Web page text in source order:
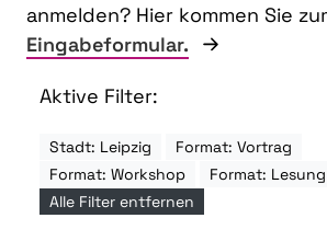
anmelden? Hier kommen Sie
Eingabeformular.
Aktive Filter:
Stadt: Leipzig
Format: Vortrag
Format: Workshop
Format: Lesung
Alle Filter entfernen